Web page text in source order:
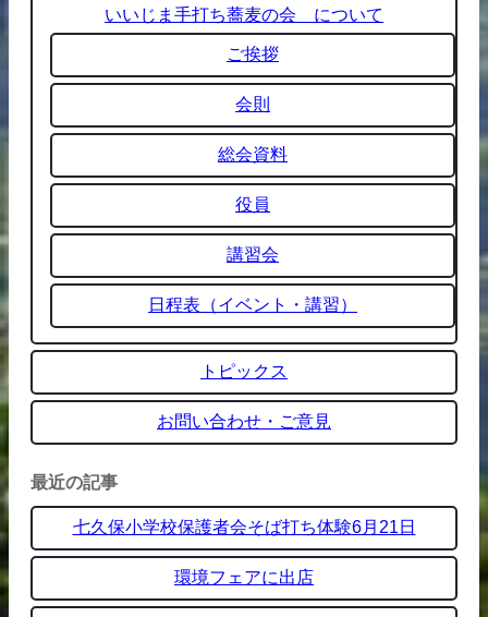
いいじま手打ち蕎麦の会 について
ご挨拶
会則
総会資料
役員
講習会
日程表（イベント・講習）
トピックス
お問い合わせ・ご意見
最近の記事
七久保小学校保護者会そば打ち体験6月21日
環境フェアに出店